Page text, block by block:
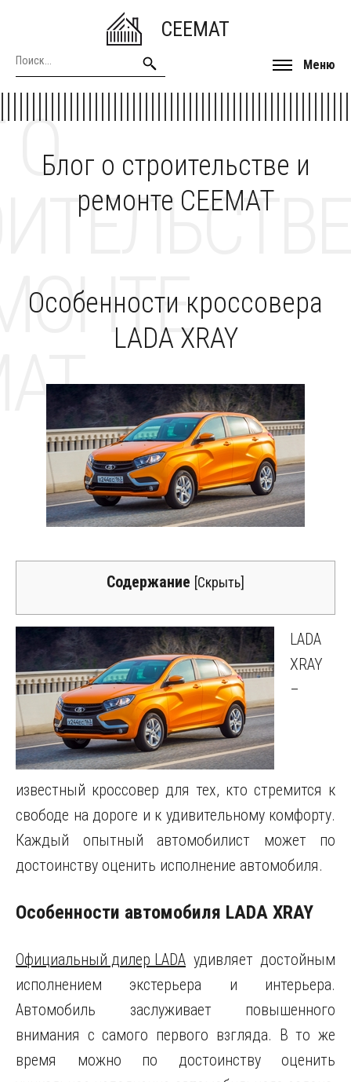
CEEMAT
Меню
Блог о строительстве и
ремонте CEEMAT
О
Особенности кроссовера
LADA XRAY
Содержание [Скрыть]
LADA
XRAY
–
известный кроссовер для тех, кто стремится к
свободе на дороге и к удивительному комфорту.
Каждый опытный автомобилист может по
достоинству оценить исполнение автомобиля.
Особенности автомобиля LADA XRAY
Официальный дилер LADA удивляет достойным
исполнением экстерьера и интерьера.
Автомобиль заслуживает повышенного
внимания с самого первого взгляда. В то же
время можно по достоинству оценить